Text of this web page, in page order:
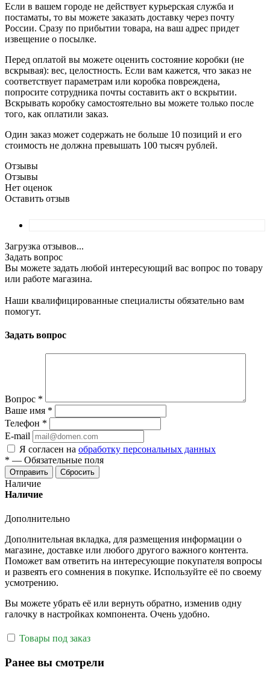
Если в вашем городе не действует курьерская служба и
постаматы, то вы можете заказать доставку через почту
России. Сразу по прибытии товара, на ваш адрес придет
извещение о посылке.
Перед оплатой вы можете оценить состояние коробки (не
вскрывая): вес, целостность. Если вам кажется, что заказ не
соответствует параметрам или коробка повреждена,
попросите сотрудника почты составить акт о вскрытии.
Вскрывать коробку самостоятельно вы можете только после
того, как оплатили заказ.
Один заказ может содержать не больше 10 позиций и его
стоимость не должна превышать 100 тысяч рублей.
Отзывы
Отзывы
Нет оценок
Оставить отзыв
Загрузка отзывов...
Задать вопрос
Вы можете задать любой интересующий вас вопрос по товару
или работе магазина.
Наши квалифицированные специалисты обязательно вам
помогут.
Задать вопрос
Вопрос *
Ваше имя *
Телефон *
E-mail
Я согласен на обработку персональных данных
* — Обязательные поля
Отправить Сбросить
Наличие
Наличие
Дополнительно
Дополнительная вкладка, для размещения информации о
магазине, доставке или любого другого важного контента.
Поможет вам ответить на интересующие покупателя вопросы
и развеять его сомнения в покупке. Используйте её по своему
усмотрению.
Вы можете убрать её или вернуть обратно, изменив одну
галочку в настройках компонента. Очень удобно.
Товары под заказ
Ранее вы смотрели